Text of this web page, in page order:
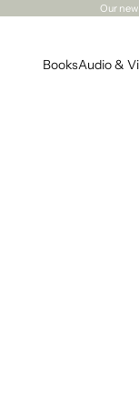
Our
BooksAudio &